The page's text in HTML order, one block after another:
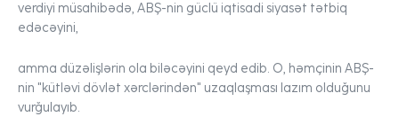
verdiyi müsahibədə, ABŞ-nin güclü iqtisadi siyasət tətbiq
edəcəyini,
amma düzəlişlərin ola biləcəyini qeyd edib. O, həmçinin ABŞ-
nin "kütləvi dövlət xərclərindən" uzaqlaşması lazım olduğunu
vurğulayıb.